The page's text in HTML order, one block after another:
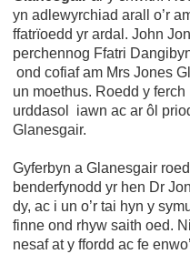
yn adlewyrchiad arall o’r
ffatrïoedd yr ardal. John
perchennog Ffatri
ond cofiaf am Mrs Jones
un moethus. Roedd y
urddasol iawn ac ar ôl
Glanesgair.
Gyferbyn a Glanesgair
benderfynodd yr hen Dr
dy, ac i un o’r tai hyn y
finne ond rhyw saith oed.
nesaf at y ffordd ac fe